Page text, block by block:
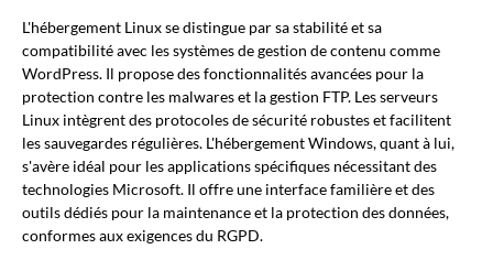
L'hébergement Linux se distingue par sa stabilité et sa
compatibilité avec les systèmes de gestion de contenu comme
WordPress. Il propose des fonctionnalités avancées pour la
protection contre les malwares et la gestion FTP. Les serveurs
Linux intègrent des protocoles de sécurité robustes et facilitent
les sauvegardes régulières. L'hébergement Windows, quant à lui,
s'avère idéal pour les applications spécifiques nécessitant des
technologies Microsoft. Il offre une interface familière et des
outils dédiés pour la maintenance et la protection des données,
conformes aux exigences du RGPD.